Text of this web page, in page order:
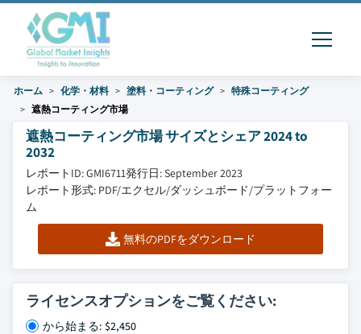
ホーム 化学・材料 塗料・コーティング
特殊コーティング
遮熱コーティング市場
遮熱コーティング市場 サイズとシェア 2024 to
2032
レポートID: GMI6711発行日: September 2023
レポート形式: PDF/エクセル/ダッシュボード/プラットフォー
ム
無料のPDFをダウンロード
ライセンスオプションをご覧ください:
から始まる: $2,450